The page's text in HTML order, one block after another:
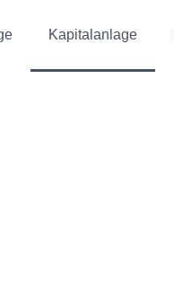
Kapitalanlage